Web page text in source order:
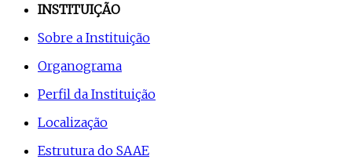
INSTITUIÇÃO
Sobre a Instituição
Organograma
Perfil da Instituição
Localização
Estrutura do SAAE